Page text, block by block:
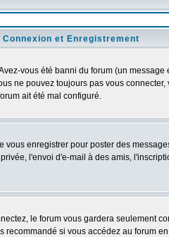
Connexion et Enregistrement
vous été banni du forum (un
ne pouvez toujours pas vous
ait été mal configuré.
enregistrer pour poster des
l'envoi d'e-mail à des amis,
le forum vous gardera seulement
si vous accédez au forum